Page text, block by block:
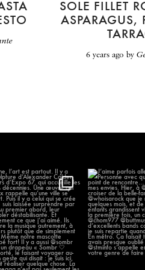
SOLE FILLET
ASPARAGUS,
6 years ago by
l’art est partout.
...
12
J’aime